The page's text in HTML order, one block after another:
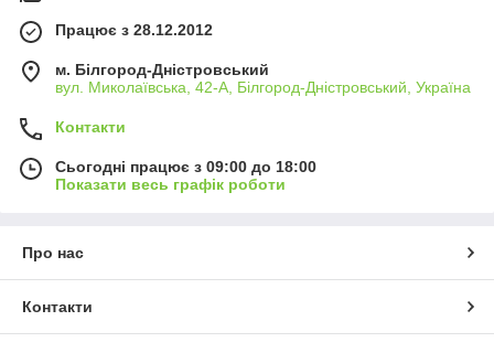
Працює з 28.12.2012
м. Білгород-Дністровський
вул. Миколаївська, 42-А, Білгород-Дністровський, Україна
Контакти
Сьогодні працює з 09:00 до 18:00
Показати весь графік роботи
Про нас
Контакти